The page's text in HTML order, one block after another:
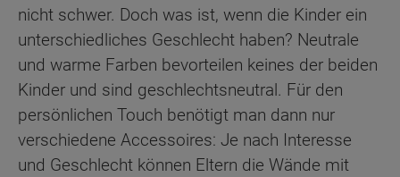
nicht schwer. Doch was ist, wenn die Kinder ein
unterschiedliches Geschlecht haben? Neutrale
und warme Farben bevorteilen keines der beiden
Kinder und sind geschlechtsneutral. Für den
persönlichen Touch benötigt man dann nur
verschiedene Accessoires: Je nach Interesse
und Geschlecht können Eltern die Wände mit